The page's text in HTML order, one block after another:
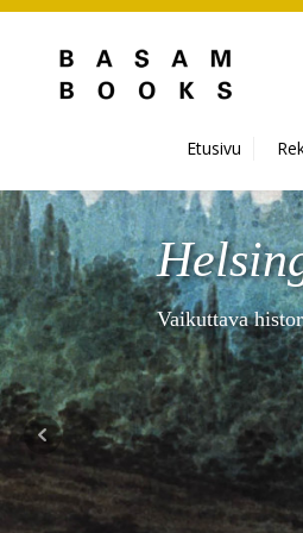
Hyppää pääsisältöön
Etusivu
Vaikuttava